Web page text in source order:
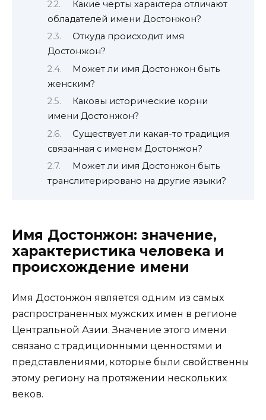
Какие черты характера отличают
обладателей имени Достонжон?
Откуда происходит имя
Достонжон?
Может ли имя Достонжон быть
женским?
Каковы исторические корни
имени Достонжон?
Существует ли какая-то традиция
связанная с именем Достонжон?
Может ли имя Достонжон быть
транслитерировано на другие языки?
Имя Достонжон: значение,
характеристика человека и
происхождение имени
Имя Достонжон является одним из самых
распространенных мужских имен в регионе
Центральной Азии. Значение этого имени
связано с традиционными ценностями и
представлениями, которые были свойственны
этому региону на протяжении нескольких
веков.